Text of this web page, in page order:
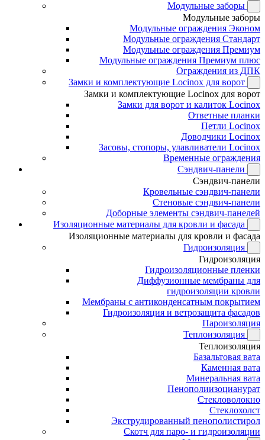
Модульные заборы
Модульные заборы
Модульные ограждения Эконом
Модульные ограждения Стандарт
Модульные ограждения Премиум
Модульные ограждения Премиум плюс
Ограждения из ДПК
Замки и комплектующие Locinox для ворот
Замки и комплектующие Locinox для ворот
Замки для ворот и калиток Locinox
Ответные планки
Петли Locinox
Доводчики Locinox
Засовы, стопоры, улавливатели Locinox
Временные ограждения
Сэндвич-панели
Сэндвич-панели
Кровельные сэндвич-панели
Стеновые сэндвич-панели
Доборные элементы сэндвич-панелей
Изоляционные материалы для кровли и фасада
Изоляционные материалы для кровли и фасада
Гидроизоляция
Гидроизоляция
Гидроизоляционные пленки
Диффузионные мембраны для
гидроизоляции кровли
Мембраны с антиконденсатным покрытием
Гидроизоляция и ветрозащита фасадов
Пароизоляция
Теплоизоляция
Теплоизоляция
Базальтовая вата
Каменная вата
Минеральная вата
Пенополиизоцианурат
Стекловолокно
Стеклохолст
Экструдированный пенополистирол
Скотч для паро- и гидроизоляции